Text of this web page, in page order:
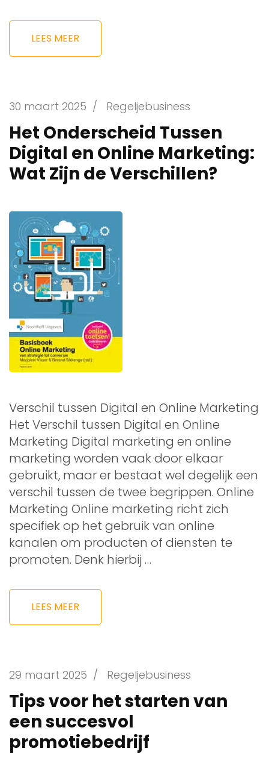
LEES MEER
30 maart 2025 / Regeljebusiness
Het Onderscheid Tussen
Digital en Online Marketing:
Wat Zijn de Verschillen?
Verschil tussen Digital en Online Marketing
Het Verschil tussen Digital en Online
Marketing Digital marketing en online
marketing worden vaak door elkaar
gebruikt, maar er bestaat wel degelijk een
verschil tussen de twee begrippen. Online
Marketing Online marketing richt zich
specifiek op het gebruik van online
kanalen om producten of diensten te
promoten. Denk hierbij …
LEES MEER
29 maart 2025 / Regeljebusiness
Tips voor het starten van
een succesvol
promotiebedrijf